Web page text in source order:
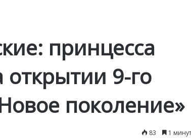
принцесса
9-го
поколение»
83 1